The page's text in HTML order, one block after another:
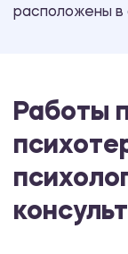
расположены в
Работы